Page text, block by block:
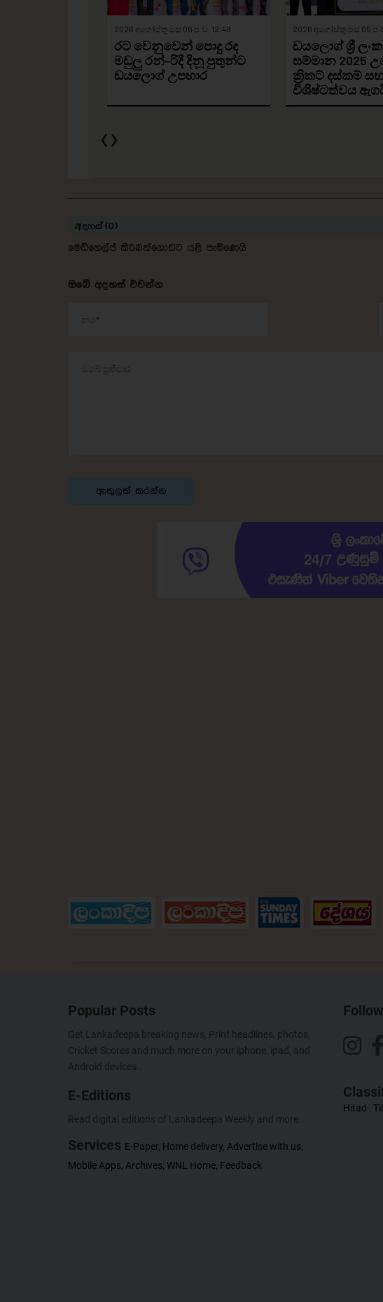
අදහස් (0)
මෙඩිහෙල්ප් කිරිබත්ගොඩට යළි පැමිණෙයි
ඔබේ අදහස් එවන්න
ඇතුලත් කරන්න
Popular Posts
Get Lankadeepa breaking news, Print headlines, photos,
Cricket Scores and much more on your iphone, ipad, and
Android devices..
E-Editions
Read digital editions of Lankadeepa Weekly and more..
Services E-Paper, Home delivery, Advertise with us,
Mobile Apps, Archives, WNL Home, Feedback
Hitad ,